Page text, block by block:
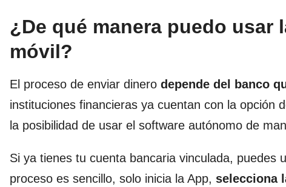
¿De qué manera puedo usar
móvil?
El proceso de enviar dinero depende del banco
instituciones financieras ya cuentan con la opción
la posibilidad de usar el software autónomo de
Si ya tienes tu cuenta bancaria vinculada, puedes
proceso es sencillo, solo inicia la App, selecciona